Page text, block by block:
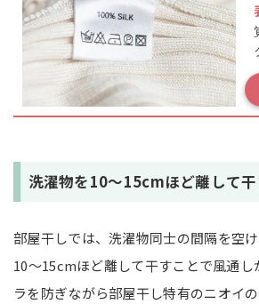
洗濯物を10〜15cmほど離して
部屋干しでは、洗濯物同士の間隔を空け
10〜15cmほど離して干すことで風通し
ラを防ぎながら部屋干し特有のニオイ